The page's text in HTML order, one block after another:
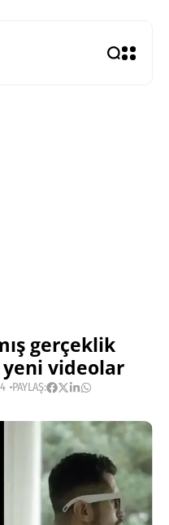
gerçeklik
yeni videolar
PAYLAŞ: